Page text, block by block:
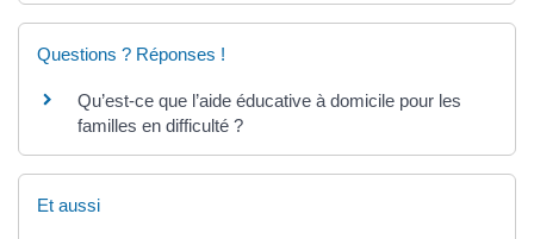
Questions ? Réponses !
Qu’est-ce que l’aide éducative à domicile pour les
familles en difficulté ?
Et aussi